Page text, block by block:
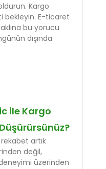
Kargo
bekleyin. E-ticaret
bu yorucu
dışında
ile Kargo
artık
değil,
üzerinden